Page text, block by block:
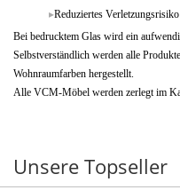
Reduziertes
Bei bedrucktem Glas wird ein
Selbstverständlich werden alle
Wohnraumfarben hergestellt.
Alle VCM-Möbel werden zerlegt im
Unsere Topseller